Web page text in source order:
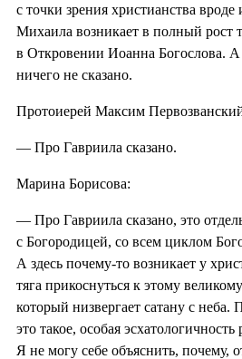
с точки зрения христианства
Михаила возникает в полный рост
в Откровении Иоанна Богослова. А
ничего не сказано.
Протоиерей Максим
— Про Гавриила сказано.
Марина Борисова:
— Про Гавриила сказано, это
с Богородицей, со всем циклом
А здесь почему-то возникает у
тяга прикоснуться к этому
который низвергает сатану с неба.
это такое, особая
Я не могу себе объяснить, почему,